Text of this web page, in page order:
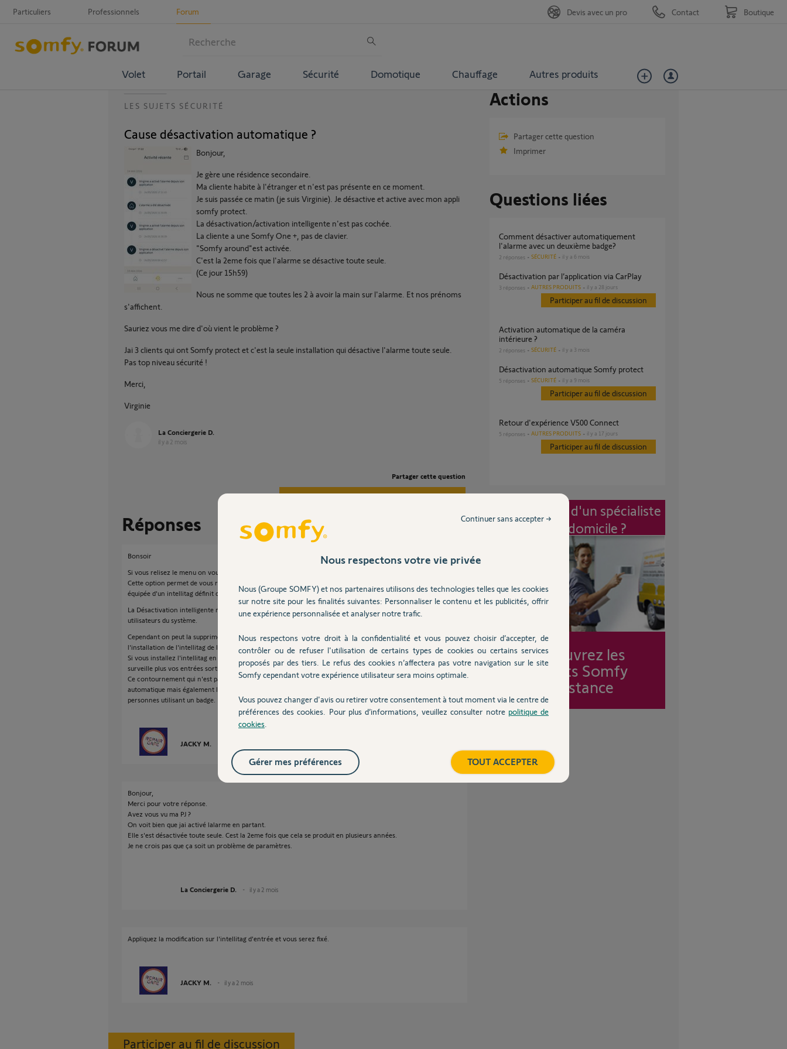
Particuliers Professionnels Forum
Volet Portail Garage Sécurité Domotique Chauffage Autres produits
Devis avec un pro Contact Boutique
LES SUJETS SÉCURITÉ
Cause désactivation automatique ?
Bonjour,
Je gère une résidence secondaire.
Ma cliente habite à l'étranger et n'est pas présente en ce moment.
Je suis passée ce matin (je suis Virginie). Je désactive et active avec mon appli
somfy protect.
La désactivation/activation intelligente n'est pas cochée.
La cliente a une Somfy One +, pas de clavier.
"Somfy around"est activée.
C'est la 2eme fois que l'alarme se désactive toute seule.
(Ce jour 15h59)
Nous ne somme que toutes les 2 à avoir la main sur l'alarme. Et nos prénoms
s'affichent.
Sauriez vous me dire d'où vient le problème ?
Jai 3 clients qui ont Somfy protect et c'est la seule installation qui désactive l'alarme toute seule.
Pas top niveau sécurité !
Merci,
Virginie
La Conciergerie D.
il y a 2 mois
Partager cette question
Participer au fil de discussion
Réponses
Bonsoir
Si vous relisez le menu on vous parle uniquement "d'Activation intelligente".
Cette option permet de vous rappelez d'activer l'alarme quand vous partez par la porte
équipée d'un intellitag définit comme Porte d'entrée.
La Désactivation intelligente ne se paramètre pas. Elle est automatique pour tous les
utilisateurs du système.
Cependant on peut la supprimer uniquement pour les utilisateurs de badge en modifiant
l'installation de l'intellitag de la porte d'entrée.
Si vous installez l'intellitag en lui indiquant qu'il est sur une porte intérieure, le système ne
surveille plus vos entrées sorties.
Ce contournement qui n'est pas dans la documentation Somfy, supprime la désactivation
automatique mais également le rappel d'activation (activation intelligente) pour les
personnes utilisant un badge.
JACKY M.
Bonjour,
Merci pour votre réponse.
Avez vous vu ma PJ ?
On voit bien que jai activé lalarme en partant.
Elle s'est désactivée toute seule. Cest la 2eme fois que cela se produit en plusieurs années.
Je ne crois pas que ça soit un problème de paramètres.
La Conciergerie D. il y a 2 mois
Appliquez la modification sur l'intellitag d'entrée et vous serez fixé.
JACKY M. il y a 2 mois
Participer au fil de discussion
Actions
Partager cette question
Imprimer
Questions liées
Comment désactiver automatiquement
l'alarme avec un deuxième badge?
2 réponses SÉCURITÉ il y a 6 mois
Désactivation par l’application via CarPlay
3 réponses AUTRES PRODUITS il y a 28 jours
Participer au fil de discussion
Activation automatique de la caméra
intérieure ?
2 réponses SÉCURITÉ il y a 3 mois
Désactivation automatique Somfy protect
5 réponses SÉCURITÉ il y a 9 mois
Participer au fil de discussion
Retour d'expérience V500 Connect
5 réponses AUTRES PRODUITS il y a 17 jours
Participer au fil de discussion
Intervention d'un spécialiste
à mon domicile ?
Découvrez les
forfaits Somfy
Assistance
Nous respectons votre vie privée
Nous (Groupe SOMFY) et nos partenaires utilisons des technologies telles que les cookies
sur notre site pour les finalités suivantes: Personnaliser le contenu et les publicités, offrir
une expérience personnalisée et analyser notre trafic.
Nous respectons votre droit à la confidentialité et vous pouvez choisir d’accepter, de
contrôler ou de refuser l'utilisation de certains types de cookies ou certains services
proposés par des tiers. Le refus des cookies n’affectera pas votre navigation sur le site
Somfy cependant votre expérience utilisateur sera moins optimale.
Vous pouvez changer d'avis ou retirer votre consentement à tout moment via le centre de
préférences des cookies. Pour plus d’informations, veuillez consulter notre politique de
cookies
Continuer sans accepter →
TOUT ACCEPTER
Gérer mes préférences